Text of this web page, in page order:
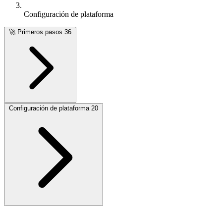
Configuración de plataforma
🚀 Primeros pasos 36
Configuración de plataforma 20